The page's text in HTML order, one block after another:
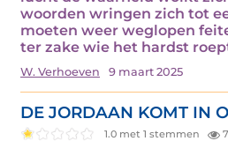
woorden wringen zich tot
moeten weer weglopen
ter zake wie het hardst
W. Verhoeven 9 maart 2025
DE JORDAAN KOMT IN
1.0 met 1 stemmen